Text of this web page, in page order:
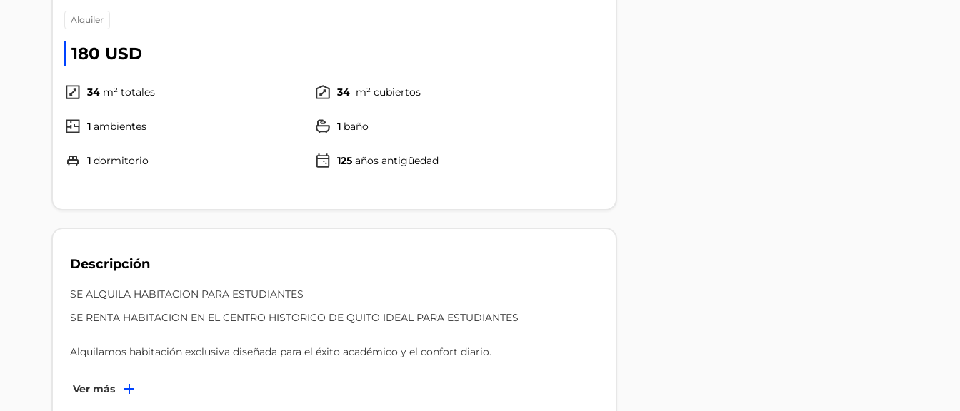
alquiler
180 USD
34 m² totales 34 m² cubiertos
1 ambientes 1 baño
1 dormitorio 125 años antigüedad
Descripción
SE ALQUILA HABITACION PARA ESTUDIANTES
SE RENTA HABITACION EN EL CENTRO HISTORICO DE QUITO IDEAL PARA ESTUDIANTES
Alquilamos habitación exclusiva diseñada para el éxito académico y el confort diario.
UBICACIÓN PREMIUM: En el corazón del Centro Histórico, zona turística y segura.
Ver más